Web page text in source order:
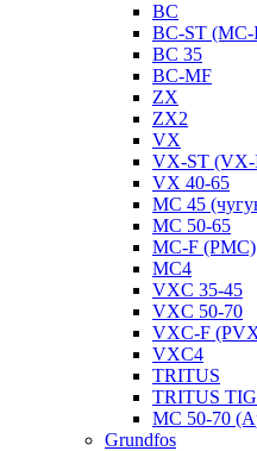
BC
BC-ST
BC 35
BC-MF
ZX
ZX2
VX
VX-ST
VX 40-65
MC 45
MC 50-65
MC-F (PMC)
MC4
VXC 35-45
VXC 50-70
VXC-F
VXC4
TRITUS
TRITUS TIG
MC 50-70
Grundfos